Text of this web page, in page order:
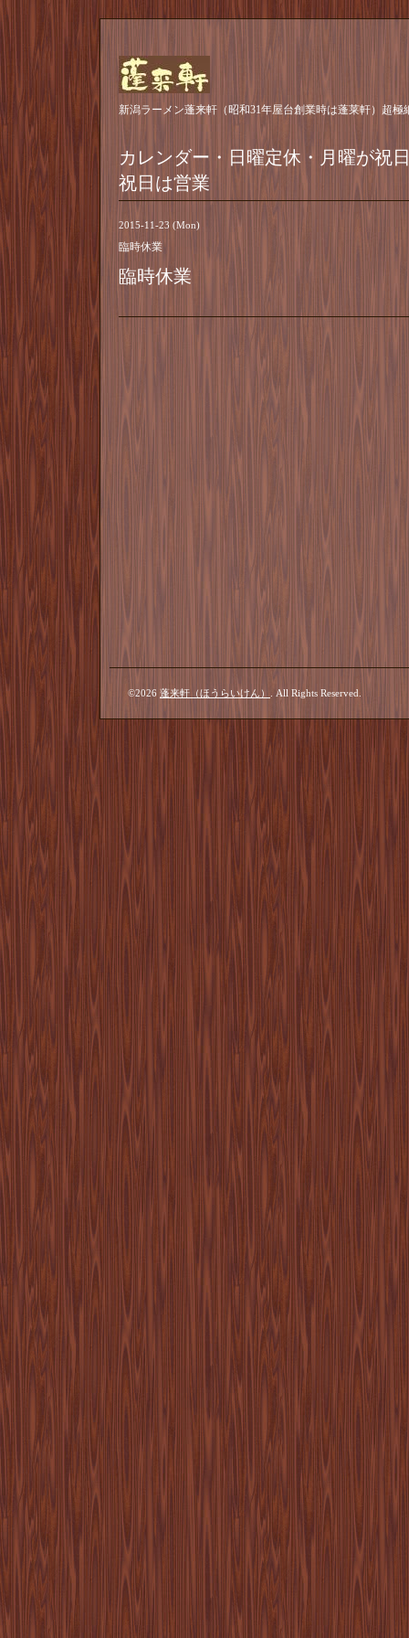
新潟ラーメン蓬来軒（昭和31年屋台創業時は蓬莱軒）超
カレンダー・日曜定休・月曜が祝
祝日は営業
2015-11-23 (Mon)
臨時休業
臨時休業
©2026 蓬来軒（ほうらいけん） . All Rights Reserved.